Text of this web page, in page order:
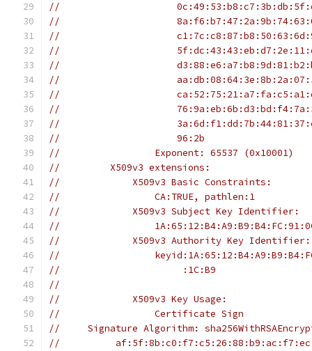
//
//
//
//
//
//
//
//
//
//                     96:2b
//                 Exponent: 65537 (0x10001)
//         X509v3 extensions:
//             X509v3 Basic Constraints:
//                 CA:TRUE, pathlen:1
//             X509v3 Subject Key Identifier:
//
//             X509v3 Authority Key Identifier:
//
//                      :1C:B9
//
//             X509v3 Key Usage:
//                 Certificate Sign
//     Signature Algorithm:
//